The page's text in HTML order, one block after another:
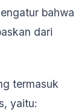
bahwa
dari
termasuk
yaitu: